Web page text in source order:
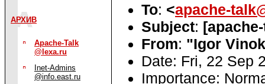
АРХИВ
Apache-Talk
@lexa.ru
Inet-Admins
@info.east.ru
To: <apache-
Subject:
From: "Igor
Date: Fri, 22 Sep
Importance: